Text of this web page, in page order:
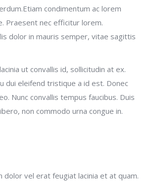
condimentum ac lorem
Praesent nec efficitur lorem.
dolor in mauris semper, vitae sagittis
ut convallis id, sollicitudin at ex.
dui eleifend tristique a id est. Donec
Nunc convallis tempus faucibus. Duis
non commodo urna congue in.
dolor vel erat feugiat lacinia et at quam.